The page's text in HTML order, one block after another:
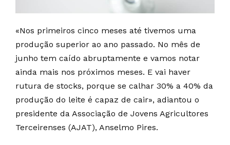
«Nos primeiros cinco meses até tivemos uma
produção superior ao ano passado. No mês de
junho tem caído abruptamente e vamos notar
ainda mais nos próximos meses. E vai haver
rutura de stocks, porque se calhar 30% a 40% da
produção do leite é capaz de cair», adiantou o
presidente da Associação de Jovens Agricultores
Terceirenses (AJAT), Anselmo Pires.